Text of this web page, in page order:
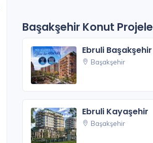
Başakşehir Konut
Ebruli Başakşehir
Başakşehir
Ebruli Kayaşehir
Başakşehir